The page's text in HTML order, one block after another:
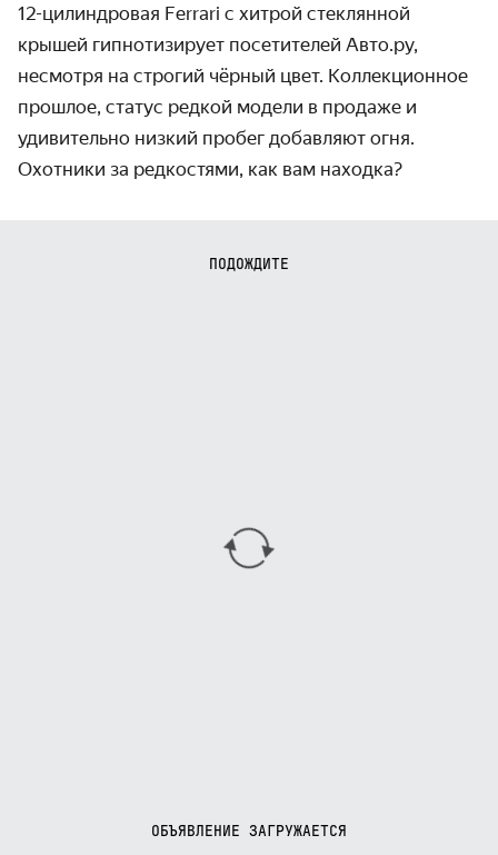
12-цилиндровая Ferrari с хитрой стеклянной
крышей гипнотизирует посетителей Авто.ру,
несмотря на строгий чёрный цвет. Коллекционное
прошлое, статус редкой модели в продаже и
удивительно низкий пробег добавляют огня.
Охотники за редкостями, как вам находка?
ПОДОЖДИТЕ
ОБЪЯВЛЕНИЕ ЗАГРУЖАЕТСЯ